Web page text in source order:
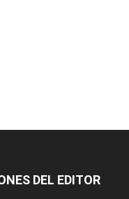
DEL EDITOR